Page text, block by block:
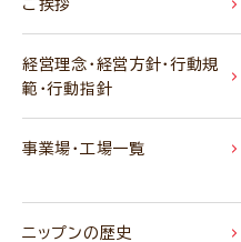
ご挨拶
経営理念・経営方針・行動規
範・行動指針
事業場・工場一覧
ニップンの歴史